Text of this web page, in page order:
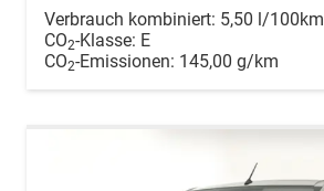
Verbrauch kombiniert: 5,50 l/100km
CO2-Klasse: E
CO2-Emissionen: 145,00 g/km